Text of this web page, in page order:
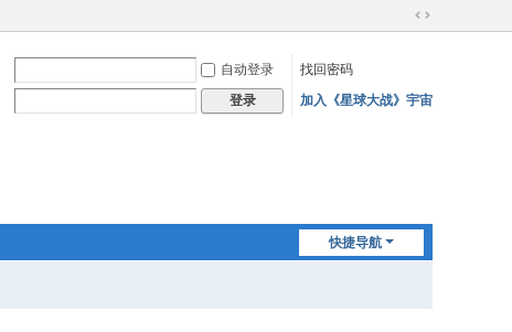
切
宽
自动登录
找回密码
登录 加入《星球大战》宇宙
快捷导航